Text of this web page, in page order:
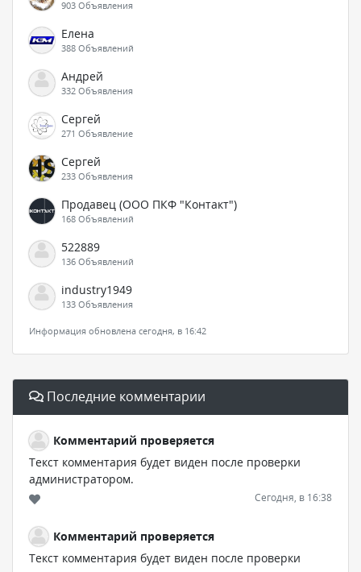
903 Объявления
Елена
388 Объявлений
Андрей
332 Объявления
Сергей
271 Объявление
Сергей
233 Объявления
Продавец (ООО ПКФ "Контакт")
168 Объявлений
522889
136 Объявлений
industry1949
133 Объявления
Информация обновлена сегодня, в 16:42
Последние комментарии
Комментарий проверяется
Текст комментария будет виден после проверки
администратором.
Сегодня, в 16:38
Комментарий проверяется
Текст комментария будет виден после проверки